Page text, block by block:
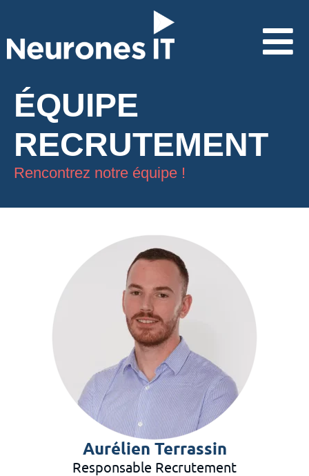
ÉQUIPE
RECRUTEMENT
Rencontrez notre équipe !
Aurélien Terrassin
Responsable Recrutement